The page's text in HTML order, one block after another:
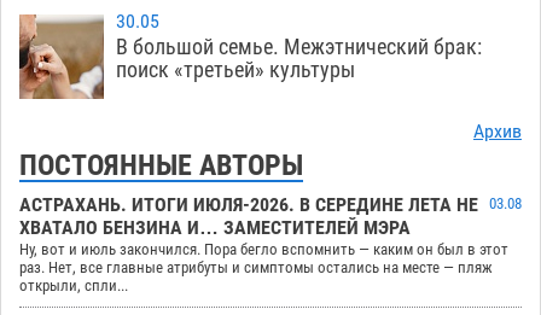
30.05
В большой семье. Межэтнический брак:
поиск «третьей» культуры
Архив
ПОСТОЯННЫЕ АВТОРЫ
АСТРАХАНЬ. ИТОГИ ИЮЛЯ-2026. В СЕРЕДИНЕ ЛЕТА НЕ
ХВАТАЛО БЕНЗИНА И… ЗАМЕСТИТЕЛЕЙ МЭРА
03.08
Ну, вот и июль закончился. Пора бегло вспомнить — каким он был в этот
раз. Нет, все главные атрибуты и симптомы остались на месте — пляж
открыли, спли...